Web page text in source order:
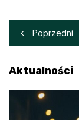
wpisu
Poprzedni
Aktualności